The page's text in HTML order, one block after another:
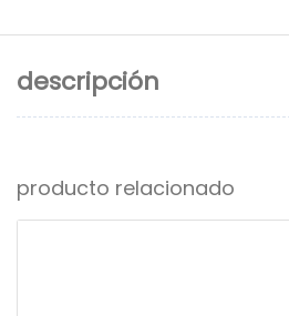
descripción
producto relacionado